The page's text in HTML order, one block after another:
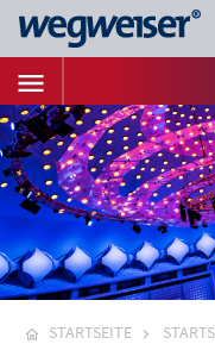
STARTSEITE